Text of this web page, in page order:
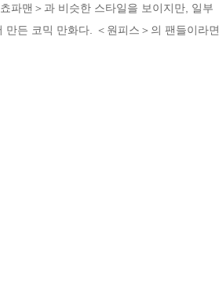
파맨＞과 비슷한 스타일을 보이지만, 일부
든 코믹 만화다. ＜원피스＞의 팬들이라면